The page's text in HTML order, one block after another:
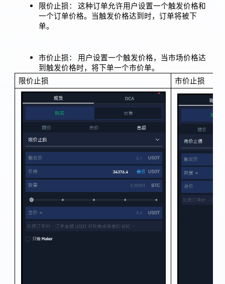
限价止损： 这种订单允许用户设置一个触发价格和
一个订单价格。当触发价格达到时，订单将被下
单。
市价止损： 用户设置一个触发价格，当市场价格达
到触发价格时，将下单一个市价单。
限价止损
市价止损